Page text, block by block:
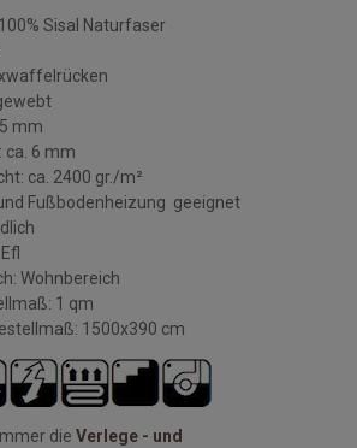
Sisal Naturfaser
mm
ca. 6 mm
ca. 2400 gr./m²
Fußbodenheizung geeignet
Wohnbereich
1 qm
1500x390 cm
die Verlege - und